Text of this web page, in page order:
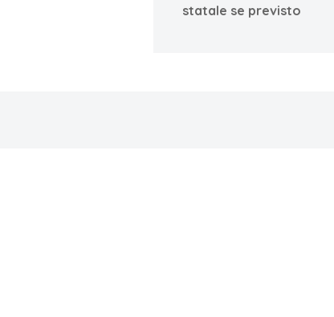
statale se previsto